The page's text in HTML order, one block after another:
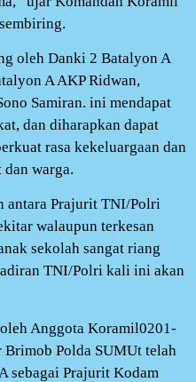
oleh Danki 2 Batalyon A
A AKP Ridwan,
Samiran. ini mendapat
dan diharapkan dapat
rasa kekeluargaan dan
warga.
antara Prajurit TNI/Polri
walaupun terkesan
sekolah sangat riang
TNI/Polri kali ini akan
Anggota Koramil0201-
Polda SUMUt telah
sebagai Prajurit Kodam